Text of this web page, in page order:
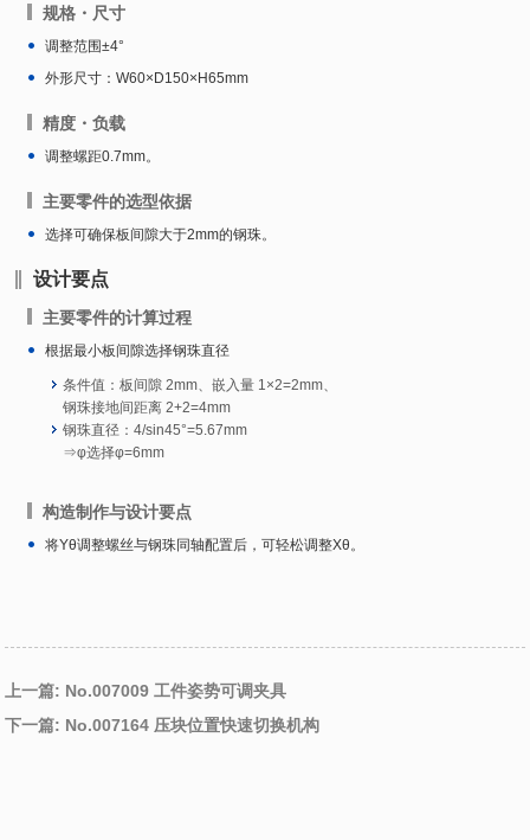
规格・尺寸
调整范围±4°
外形尺寸：W60×D150×H65mm
精度・负载
调整螺距0.7mm。
主要零件的选型依据
选择可确保板间隙大于2mm的钢珠。
设计要点
主要零件的计算过程
根据最小板间隙选择钢珠直径
条件值：板间隙 2mm、嵌入量 1×2=2mm、
钢珠接地间距离 2+2=4mm
钢珠直径：4/sin45°=5.67mm
⇒φ选择φ=6mm
构造制作与设计要点
将Yθ调整螺丝与钢珠同轴配置后，可轻松调整Xθ。
上一篇: No.007009 工件姿势可调夹具
下一篇: No.007164 压块位置快速切换机构